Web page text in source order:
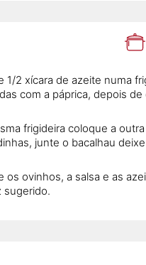
1/2 xícara de azeite numa
com a páprica, depois
frigideira coloque a
junte o bacalhau
os ovinhos, a salsa e as
sugerido.